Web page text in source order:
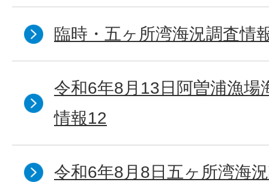
臨時・五ヶ所湾海況調査情
令和6年8月13日阿曽浦漁場
情報12
令和6年8月8日五ヶ所湾海